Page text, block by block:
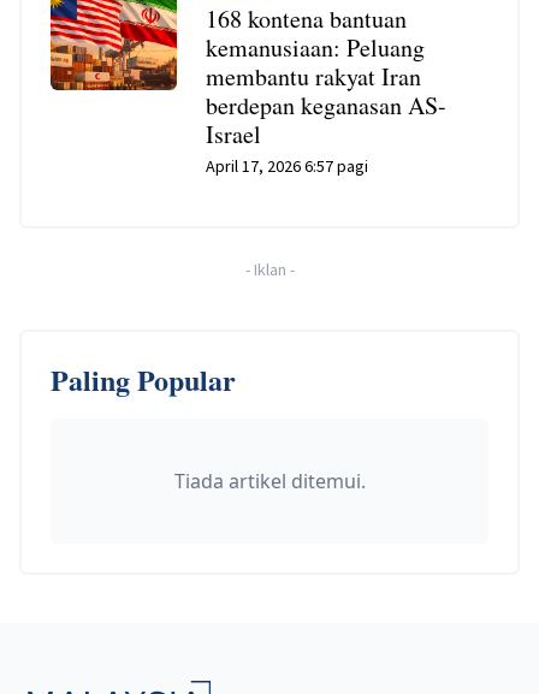
168 kontena bantuan
kemanusiaan: Peluang
membantu rakyat Iran
berdepan keganasan AS-
Israel
April 17, 2026 6:57 pagi
- Iklan -
Paling Popular
Tiada artikel ditemui.